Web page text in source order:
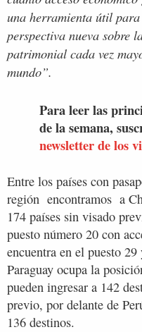
una herramienta útil
perspectiva nueva sobre
patrimonial cada vez
mundo”.
Para leer las
de la semana,
newsletter de los
Entre los países con
región encontramos a
174 países sin visado
puesto número 20 con
encuentra en el puesto
Paraguay ocupa la
pueden ingresar a 142
previo, por delante de
136 destinos.